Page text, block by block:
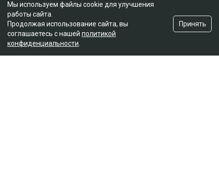
Мы используем файлы cookie для улучшения
работы сайта.
Продолжая использование сайта, вы
соглашаетесь с нашей политикой
конфиденциальности
Принять